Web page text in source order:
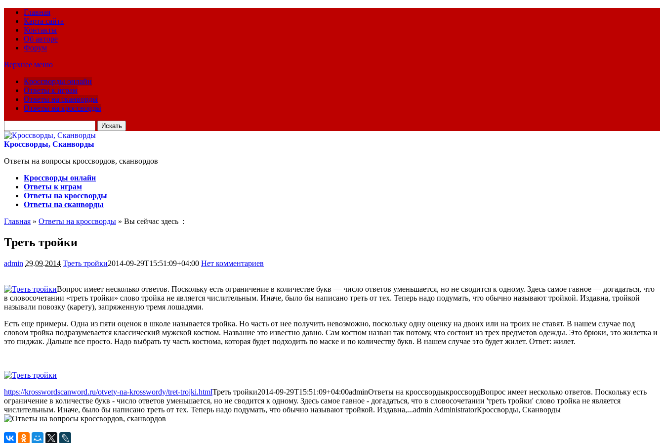
Главная
Карта сайта
Контакты
Об авторе
Форум
Верхнее меню
Кроссворды онлайн
Ответы к играм
Ответы на сканворды
Ответы на кроссворды
для:
Кроссворды, Сканворды
Ответы на вопросы кроссвордов, сканвордов
Кроссворды онлайн
Ответы к играм
Ответы на кроссворды
Ответы на сканворды
Главная » Ответы на кроссворды » Вы сейчас здесь :
Треть тройки
admin 29.09.2014 Треть тройки2014-09-29T15:51:09+04:00 Нет комментариев
Вопрос имеет несколько ответов. Поскольку есть ограничение в количестве букв — число ответов уменьшается, но не сводится к одному. Здесь самое гавное — догадаться, что
в словосочетании «треть тройки» слово тройка не является числительным. Иначе, было бы написано треть от тех. Теперь надо подумать, что обычно называют тройкой. Издавна, тройкой
называли повозку (карету), запряженную тремя лошадями.
Есть еще примеры. Одна из пяти оценок в школе называется тройка. Но часть от нее получить невозможно, поскольку одну оценку на двоих или на троих не ставят. В нашем случае под
словом тройка подразумевается классический мужской костюм. Название это известно давно. Сам костюм назван так потому, что состоит из трех предметов одежды. Это брюки, это жилетка и
это пиджак. Дальше все просто. Надо выбрать ту часть костюма, которая будет подходить по маске и по количеству букв. В нашем случае это будет жилет. Ответ: жилет.
https://krosswordscanword.ru/otvety-na-krosswordy/tret-trojki.htmlТреть тройки2014-09-29T15:51:09+04:00adminОтветы на кроссвордыкроссвордВопрос имеет несколько ответов. Поскольку есть
ограничение в количестве букв - число ответов уменьшается, но не сводится к одному. Здесь самое гавное - догадаться, что в словосочетании 'треть тройки' слово тройка не является
числительным. Иначе, было бы написано треть от тех. Теперь надо подумать, что обычно называют тройкой. Издавна,...admin AdministratorКроссворды, Сканворды